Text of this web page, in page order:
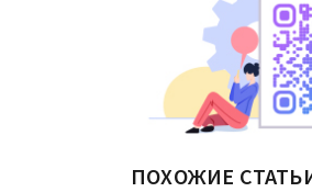
ПОХОЖИЕ